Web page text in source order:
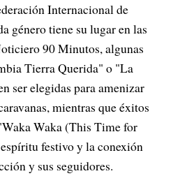
Internacional de
género tiene su lugar en las
90 Minutos, algunas
Tierra Querida" o "La
ser elegidas para amenizar
mientras que éxitos
Waka (This Time for
festivo y la conexión
y sus seguidores.